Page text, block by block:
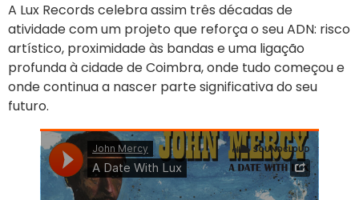
A Lux Records celebra assim três décadas de
atividade com um projeto que reforça o seu ADN: risco
artístico, proximidade às bandas e uma ligação
profunda à cidade de Coimbra, onde tudo começou e
onde continua a nascer parte significativa do seu
futuro.